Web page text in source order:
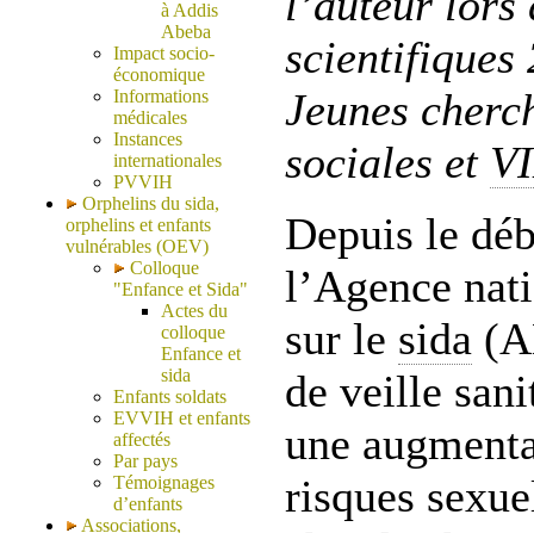
à Addis
Abeba
Impact socio-
économique
Informations
médicales
Instances
internationales
PVVIH
Orphelins du sida,
orphelins et enfants
vulnérables (OEV)
Colloque
"Enfance et Sida"
Actes du
colloque
Enfance et
sida
Enfants soldats
EVVIH et enfants
affectés
Par pays
Témoignages
d’enfants
Associations,
scientifiques
Jeunes
sociales et
Depuis le
l’Agence
sur le sida
de veille
une
risques